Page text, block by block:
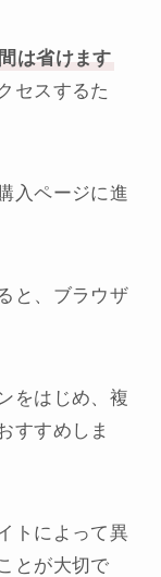
は省けます
セスするた
入ページに進
と、ブラウザ
をはじめ、複
すすめしま
トによって異
とが大切で